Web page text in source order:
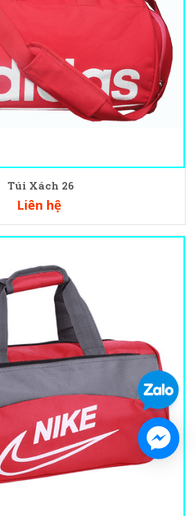
Túi Xách 26
Liên hệ